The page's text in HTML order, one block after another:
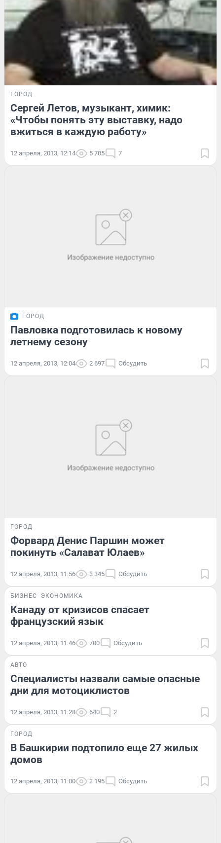
ГОРОД
Сергей Летов, музыкант, химик:
«Чтобы понять эту выставку, надо
вжиться в каждую работу»
12 апреля, 2013, 12:14 5 705 7
ГОРОД
Павловка подготовилась к новому
летнему сезону
12 апреля, 2013, 12:04 2 697 Обсудить
ГОРОД
Форвард Денис Паршин может
покинуть «Салават Юлаев»
12 апреля, 2013, 11:56 3 345 Обсудить
БИЗНЕС ЭКОНОМИКА
Канаду от кризисов спасает
французский язык
12 апреля, 2013, 11:46 700 Обсудить
АВТО
Специалисты назвали самые опасные
дни для мотоциклистов
12 апреля, 2013, 11:28 640 2
ГОРОД
В Башкирии подтопило еще 27 жилых
домов
12 апреля, 2013, 11:00 3 195 Обсудить